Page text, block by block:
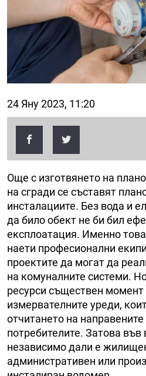
24 Яну 2023, 11:20
Още с изготвянето на
на сгради се съставят
инсталациите. Без вода и
да било обект не би бил
експлоатация. Именно
наети професионални
проектите да могат да
на комуналните системи.
ресурси съществен момент
измервателните уреди,
отчитането на
потребителите. Затова във
независимо дали е
административен или